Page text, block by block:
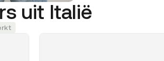
uit Italië